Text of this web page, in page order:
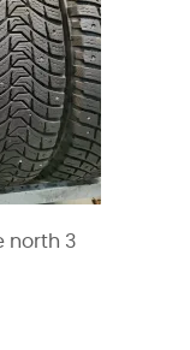
north 3